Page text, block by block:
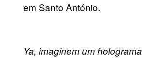
em Santo António.
Ya, imaginem um